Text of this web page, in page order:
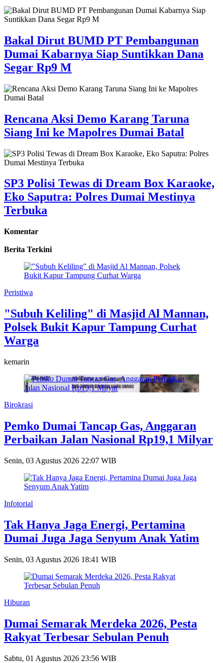
Bakal Dirut BUMD PT Pembangunan
Dumai Kabarnya Siap Suntikkan Dana
Segar Rp9 M
Rencana Aksi Demo Karang Taruna
Siang Ini ke Mapolres Dumai Batal
SP3 Polisi Tewas di Dream Box Karaoke,
Eko Saputra: Polres Dumai Mestinya
Terbuka
Komentar
Berita Terkini
Peristiwa
"Subuh Keliling" di Masjid Al Mannan,
Polsek Bukit Kapur Tampung Curhat
Warga
kemarin
Birokrasi
Pemko Dumai Tancap Gas, Anggaran
Perbaikan Jalan Nasional Rp19,1 Milyar
Senin, 03 Agustus 2026 22:07 WIB
Infotorial
Tak Hanya Jaga Energi, Pertamina
Dumai Juga Jaga Senyum Anak Yatim
Senin, 03 Agustus 2026 18:41 WIB
Hiburan
Dumai Semarak Merdeka 2026, Pesta
Rakyat Terbesar Sebulan Penuh
Sabtu, 01 Agustus 2026 23:56 WIB